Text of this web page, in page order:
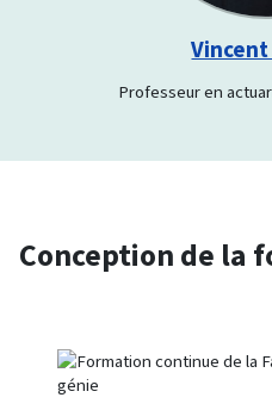
Professeur en
Conception de la